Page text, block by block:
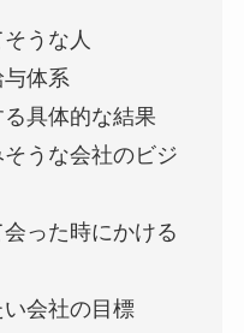
うな人
与体系
る具体的な結果
そうな会社のビジ
った時にかける
い会社の目標